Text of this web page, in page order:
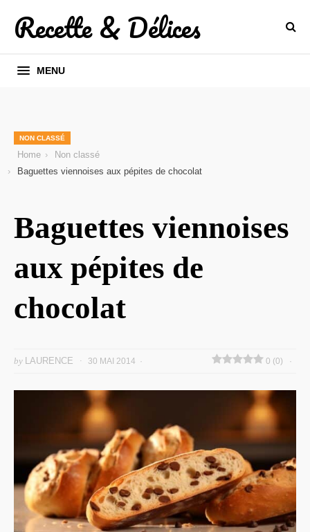
Recette & Délices
MENU
NON CLASSÉ
Home
Non classé
Baguettes viennoises aux pépites de chocolat
Baguettes viennoises
aux pépites de
chocolat
by LAURENCE 30 MAI 2014 0 (0)